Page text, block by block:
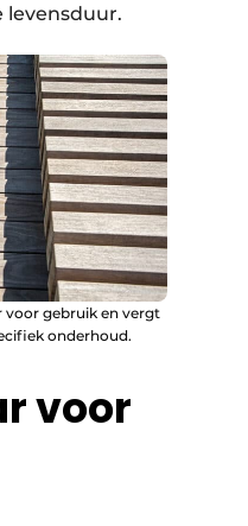
levensduur.
voor gebruik en vergt
onderhoud.
voor